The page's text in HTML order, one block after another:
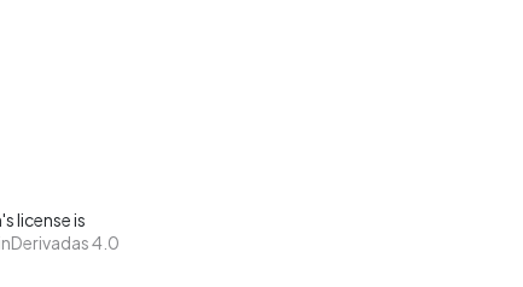
license is
4.0